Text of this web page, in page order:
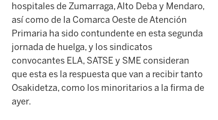
hospitales de Zumarraga, Alto Deba y Mendaro,
así como de la Comarca Oeste de Atención
Primaria ha sido contundente en esta segunda
jornada de huelga, y los sindicatos
convocantes ELA, SATSE y SME consideran
que esta es la respuesta que van a recibir tanto
Osakidetza, como los minoritarios a la firma de
ayer.